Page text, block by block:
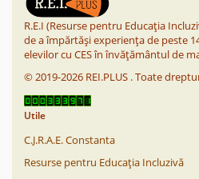
R.E.I (Resurse pentru Educația
de a împărtăși experiența de peste
elevilor cu CES în învățământul de
©2019-2026 REI.PLUS .Toate
Utile
C.J.R.A.E. Constanta
Resurse pentru Educația Incluzivă